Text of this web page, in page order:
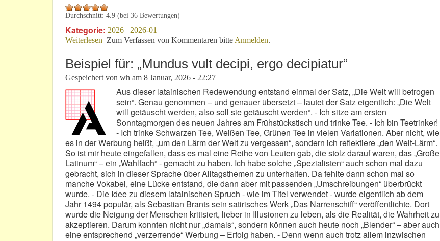
Durchschnitt: 4.9 (bei 36 Bewertungen)
Kategorie: 2026
2026-01
Weiterlesen über Wie hätten Sie’s denn gerne? - „Youtube“ informiert!
Zum Verfassen von Kommentaren bitte Anmelden.
Beispiel für: „Mundus vult decipi, ergo decipiatur“
Gespeichert von wh am 8 Januar, 2026 - 22:27
Aus dieser latainischen Redewendung entstand einmal der Satz, „Die Welt will betrogen
sein“. Genau genommen – und genauer übersetzt – lautet der Satz eigentlich: „Die Welt
will getäuscht werden, also soll sie getäuscht werden“. - Ich sitze am ersten
Sonntagmorgen des neuen Jahres am Frühstückstisch und trinke Tee. - Ich bin Teetrinker!
- Ich trinke Schwarzen Tee, Weißen Tee, Grünen Tee in vielen Variationen. Aber nicht, wie
es in der Werbung heißt, „um den Lärm der Welt zu vergessen“, sondern ich reflektiere „den Welt-Lärm“.
So ist mir heute eingefallen, dass es mal eine Reihe von Leuten gab, die stolz darauf waren, das „Große
Latinum“ – ein „Wahlfach“ - gemacht zu haben. Ich habe solche „Spezialisten“ auch schon mal dazu
gebracht, sich in dieser Sprache über Alltagsthemen zu unterhalten. Da fehlte dann schon mal so
manche Vokabel, eine Lücke entstand, die dann aber mit passenden „Umschreibungen“ überbrückt
wurde. - Die Idee zu diesem latainischen Spruch - wie im Titel verwendet - wurde eigentlich ab dem
Jahr 1494 populär, als Sebastian Brants sein satirisches Werk „Das Narrenschiff“ veröffentlichte. Dort
wurde die Neigung der Menschen kritisiert, lieber in Illusionen zu leben, als die Realität, die Wahrheit zu
akzeptieren. Darum konnten nicht nur „damals“, sondern können auch heute noch „Blender“ – aber auch
eine entsprechend „verzerrende“ Werbung – Erfolg haben. - Denn wenn auch trotz allem inzwischen